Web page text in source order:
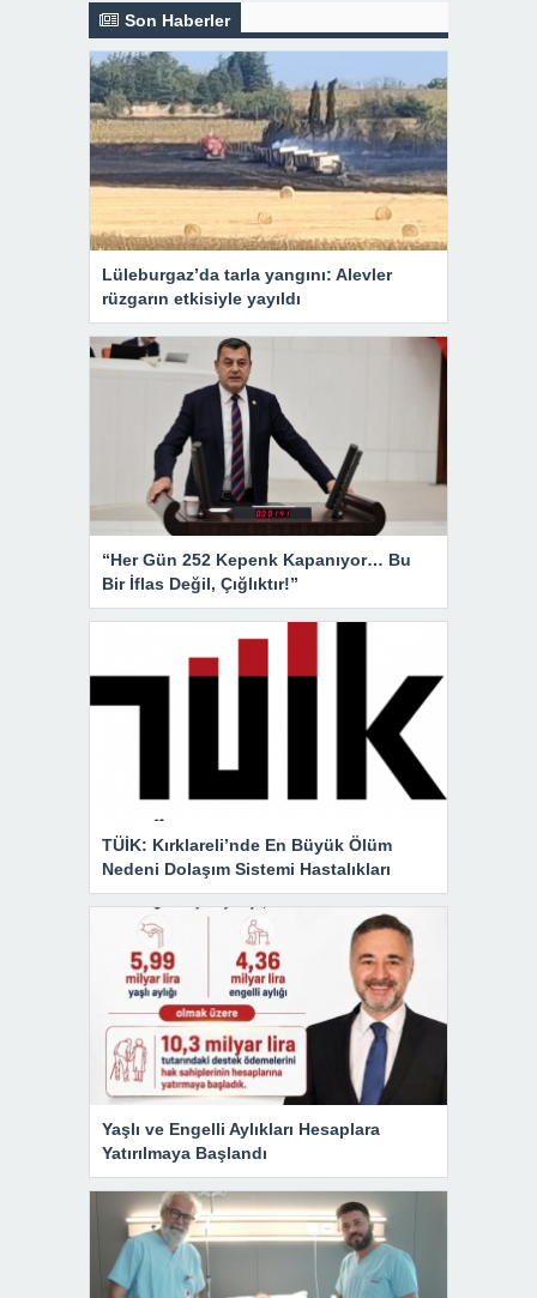
Son Haberler
Lüleburgaz’da tarla yangını: Alevler
rüzgarın etkisiyle yayıldı
“Her Gün 252 Kepenk Kapanıyor… Bu
Bir İflas Değil, Çığlıktır!”
TÜİK: Kırklareli’nde En Büyük Ölüm
Nedeni Dolaşım Sistemi Hastalıkları
Yaşlı ve Engelli Aylıkları Hesaplara
Yatırılmaya Başlandı